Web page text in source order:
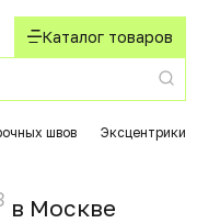
Каталог товаров
швов Эксцентрики
в Москвe